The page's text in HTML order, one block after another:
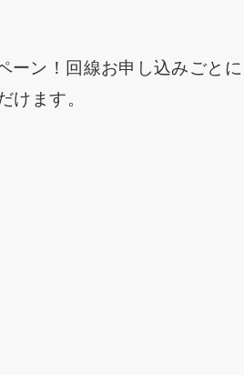
ーン！回線お申し込みごとに
けます。